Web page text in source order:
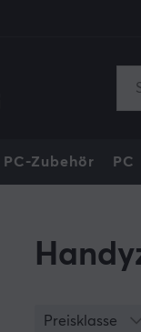
PC-Zubehör PC
Preisklasse